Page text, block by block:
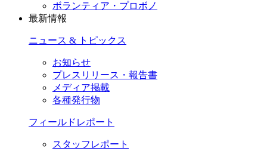
ボランティア・プロボノ
最新情報
ニュース & トピックス
お知らせ
プレスリリース・報告書
メディア掲載
各種発行物
フィールドレポート
スタッフレポート